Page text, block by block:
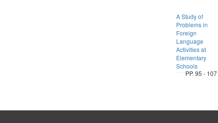
A Study of
Problems in
Foreign
Language
Activities at
Elementary
Schools
PP. 95 - 107